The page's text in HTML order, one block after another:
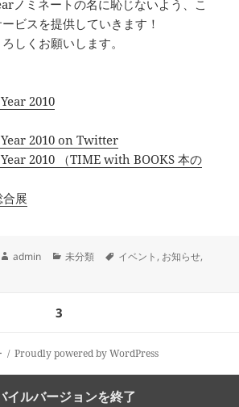
ノミネートの名に恥じないよう、こ
ビスを提供していきます！
しくお願いします。
2010
2010 on Twitter
2010 （TIME with BOOKS 本の
展
作
admin
カ
未分類
タ
イベント , お知らせ,
ペ
ー
ジ
3
Proudly powered by WordPress
イルバージョンを終了